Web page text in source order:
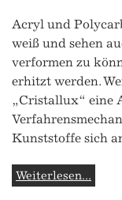
Acryl und
weiß und sehen
verformen zu
erhitzt werden.
„Cristallux“ eine
Kunststoffe sich
Weiterlesen...